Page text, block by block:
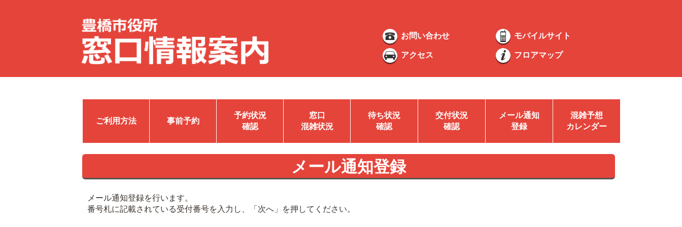
お問い合わせ モバイルサイト
アクセス フロアマップ
ご利用方法 事前予約
予約状況
確認
窓口
混雑状況
待ち状況
確認
交付状況
確認
メール通知
登録
混雑予想
カレンダー
メール通知登録
メール通知登録を行います。
番号札に記載されている受付番号を入力し、「次へ」を押してください。